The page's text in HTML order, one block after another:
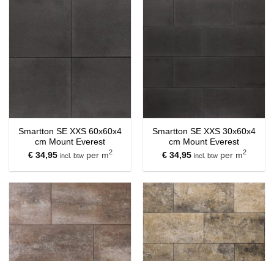
Smartton SE XXS 60x60x4
cm Mount Everest
€34,95 incl. btwper m2
Smartton SE XXS 30x60x4
cm Mount Everest
€34,95 incl. btwper m2